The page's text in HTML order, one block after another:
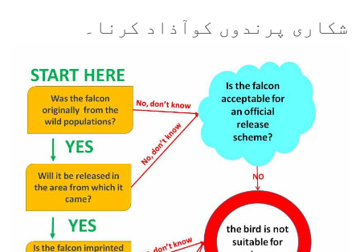
شکاری پرندوں کوآذاد کرنا۔